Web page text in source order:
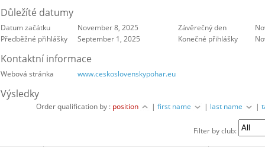
Důležíté datumy
Datum začátku November 8, 2025 Závěrečný den
Předběžné přihlášky
September 1, 2025 Konečné přihlášky
Kontaktní informace
Webová stránka www.ceskoslovenskypohar.eu
Výsledky
Order qualification by : position |first name | last name |
Filter by club: